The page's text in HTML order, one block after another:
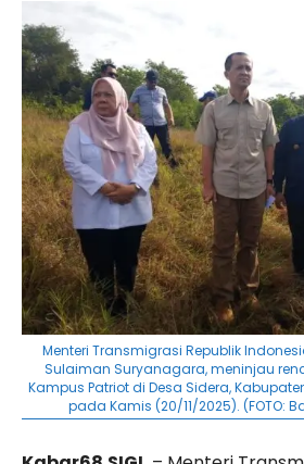
Menteri Transmigrasi Republik
Sulaiman Suryanagara, meninjau
Kampus Patriot di Desa Sidera,
pada Kamis (20/11/2025). (FOTO: